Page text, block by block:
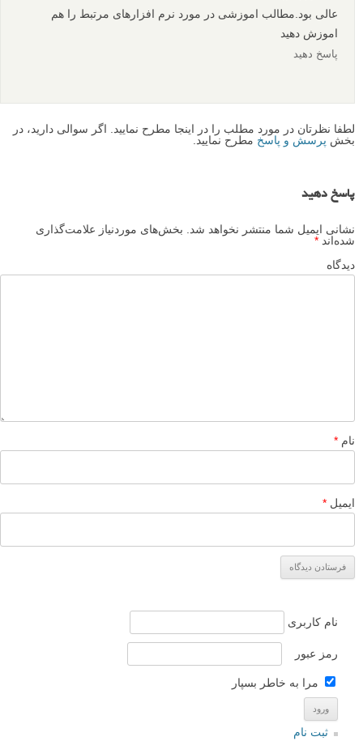
عالی بود.مطالب اموزشی در مورد نرم افزارهای مرتبط را هم
اموزش دهید
پاسخ دهید
لطفا نظرتان در مورد مطلب را در اینجا مطرح نمایید. اگر سوالی دارید، در
بخش پرسش و پاسخ مطرح نمایید.
پاسخ دهید
نشانی ایمیل شما منتشر نخواهد شد.
بخش‌های موردنیاز علامت‌گذاری
شده‌اند *
دیدگاه
نام *
ایمیل *
نام کاربری
رمز عبور
مرا به خاطر بسپار
ثبت نام